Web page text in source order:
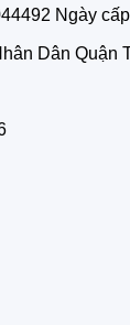
Ngày
Dân Quận